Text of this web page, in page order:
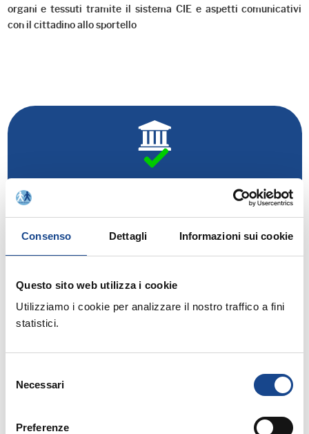
Consenso Dettagli Informazioni sui cookie
Questo sito web utilizza i cookie
Utilizziamo i cookie per analizzare il nostro traffico a fini
statistici.
delNecessari
Preferenze
organi e tessuti tramite il sistema CIE e aspetti comunicativi
con il cittadino allo sportello
Relatore: